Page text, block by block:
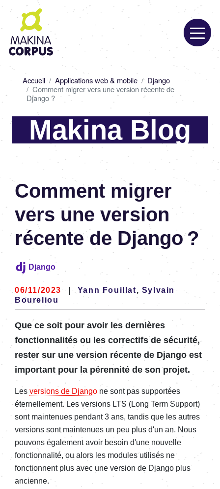
Aller
contenu
principal
d'Ariane
Accueil Applications web & mobile
Django
Comment migrer vers une version récente de
Django ?
Makina Blog
Comment migrer
vers une version
récente de Django ?
Django
06/11/2023 | Yann Fouillat, Sylvain
Boureliou
Que ce soit pour avoir les dernières
fonctionnalités ou les correctifs de sécurité,
rester sur une version récente de Django est
important pour la pérennité de son projet.
Les versions de Django ne sont pas supportées
éternellement. Les versions LTS (Long Term Support)
sont maintenues pendant 3 ans, tandis que les autres
versions sont maintenues un peu plus d'un an. Nous
pouvons également avoir besoin d'une nouvelle
fonctionnalité, ou alors les modules utilisés ne
fonctionnent plus avec une version de Django plus
ancienne.